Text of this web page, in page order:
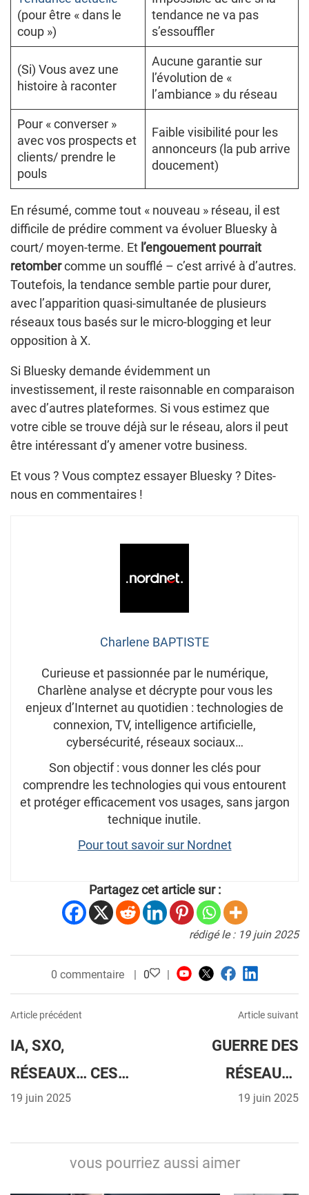
(pour être « dans le
coup »)
tendance ne va pas
s’essouffler
(Si) Vous avez une
histoire à raconter
Aucune garantie sur
l’évolution de «
l’ambiance » du réseau
Pour « converser »
avec vos prospects et
clients/ prendre le
pouls
Faible visibilité pour les
annonceurs (la pub arrive
doucement)
En résumé, comme tout « nouveau » réseau, il est
difficile de prédire comment va évoluer Bluesky à
court/ moyen-terme. Et l’engouement pourrait
retombercomme un soufflé – c’est arrivé à d’autres.
Toutefois, la tendance semble partie pour durer,
avec l’apparition quasi-simultanée de plusieurs
réseaux tous basés sur le micro-blogging et leur
opposition à X.
Si Bluesky demande évidemment un
investissement, il reste raisonnable en comparaison
avec d’autres plateformes. Si vous estimez que
votre cible se trouve déjà sur le réseau, alors il peut
être intéressant d’y amener votre business.
Et vous ? Vous comptez essayer Bluesky ? Dites-
nous en commentaires !
Charlene BAPTISTE
Curieuse et passionnée par le numérique,
Charlène analyse et décrypte pour vous les
enjeux d’Internet au quotidien : technologies de
connexion, TV, intelligence artificielle,
cybersécurité, réseaux sociaux…
Son objectif : vous donner les clés pour
comprendre les technologies qui vous entourent
et protéger efficacement vos usages, sans jargon
technique inutile.
Pour tout savoir sur Nordnet
Partagez cet article sur :
rédigé le : 19 juin 2025
0 commentaire 0
Article précédent
IA, SXO,
RÉSEAUX… CES
TENDANCES
INNOVATIONS À
19 juin 2025
Article suivant
GUERRE DES
RÉSEAUX :
POURQUOI TOUT
X (EX-TWITTER) ?
19 juin 2025
vous pourriez aussi aimer